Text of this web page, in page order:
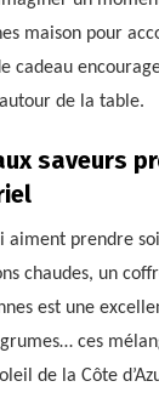
maison pour
cadeau
de la table.
saveurs
aiment prendre
chaudes, un
est une
ces
de la Côte